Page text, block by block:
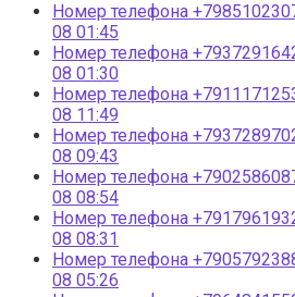
Номер телефона
08 01:45
Номер телефона
08 01:30
Номер телефона
08 11:49
Номер телефона
08 09:43
Номер телефона
08 08:54
Номер телефона
08 08:31
Номер телефона
08 05:26